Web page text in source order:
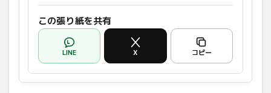
この張り紙を共有
LINE X コピー